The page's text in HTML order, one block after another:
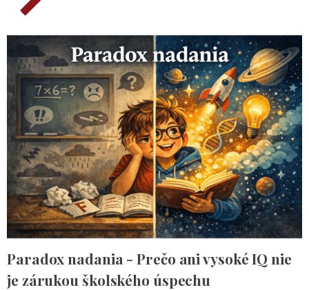
Paradox nadania - Prečo ani vysoké IQ nie
je zárukou školského úspechu